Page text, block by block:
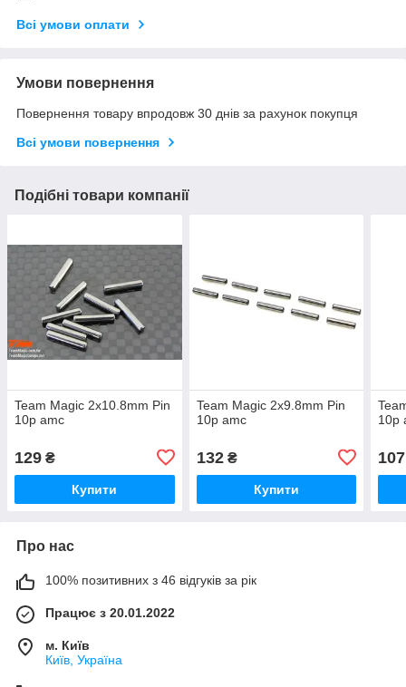
Всі умови оплати
Умови повернення
Повернення товару впродовж 30 днів за рахунок покупця
Всі умови повернення
Подібні товари компанії
Team Magic 2x10.8mm Pin
10p amc
129 ₴
Купити
Team Magic 2x9.8mm Pin
10p amc
132₴
Купити
10p
107
Про нас
100% позитивних з 46 відгуків за рік
Працює з 20.01.2022
м. Київ
Київ, Україна